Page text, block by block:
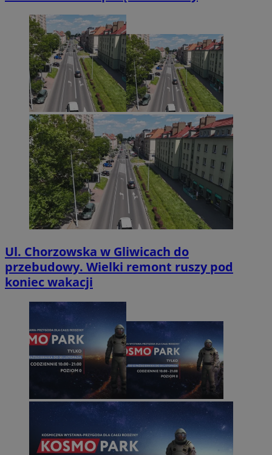
Ul. Chorzowska w Gliwicach do
przebudowy. Wielki remont ruszy pod
koniec wakacji